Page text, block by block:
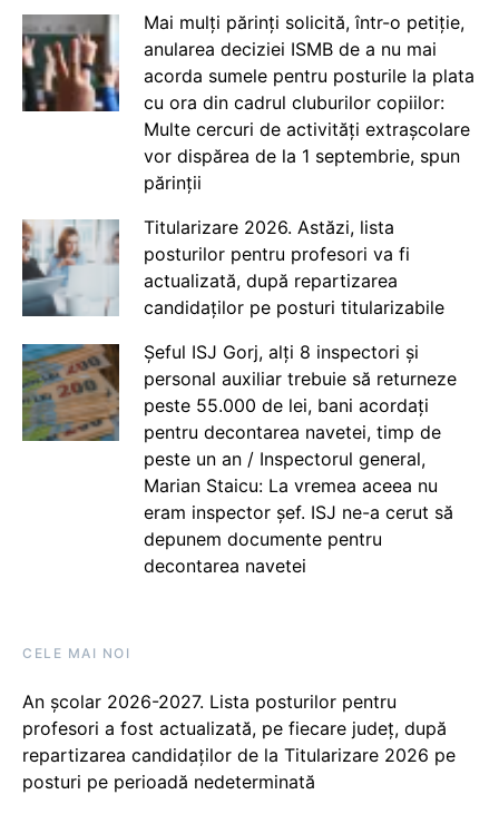
Mai mulți părinți solicită, într-o petiție,
anularea deciziei ISMB de a nu mai
acorda sumele pentru posturile la plata
cu ora din cadrul cluburilor copiilor:
Multe cercuri de activități extrașcolare
vor dispărea de la 1 septembrie, spun
părinții
Titularizare 2026. Astăzi, lista
posturilor pentru profesori va fi
actualizată, după repartizarea
candidaților pe posturi titularizabile
Șeful ISJ Gorj, alți 8 inspectori și
personal auxiliar trebuie să returneze
peste 55.000 de lei, bani acordați
pentru decontarea navetei, timp de
peste un an / Inspectorul general,
Marian Staicu: La vremea aceea nu
eram inspector șef. ISJ ne-a cerut să
depunem documente pentru
decontarea navetei
CELE MAI NOI
An școlar 2026-2027. Lista posturilor pentru
profesori a fost actualizată, pe fiecare județ, după
repartizarea candidaților de la Titularizare 2026 pe
posturi pe perioadă nedeterminată